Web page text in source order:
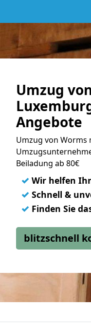
Umzug
Angebote
Umzug von Worms
Beiladung ab 80€
✓ Wir helfen
✓ Schnell &
✓ Finden Sie
blitzschnell